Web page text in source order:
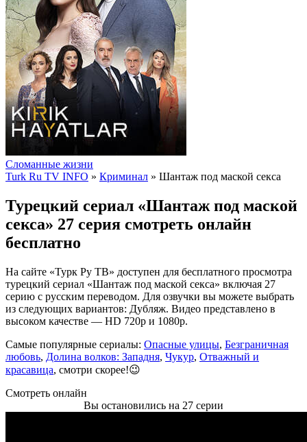
Сломанные жизни
Turk Ru TV INFO » Криминал » Шантаж под маской секса
Турецкий сериал «Шантаж под маской
секса» 27 серия смотреть онлайн
бесплатно
На сайте «Турк Ру ТВ» доступен для бесплатного просмотра
турецкий сериал «Шантаж под маской секса» включая 27
серию с русским переводом. Для озвучки вы можете выбрать
из следующих вариантов: Дубляж. Видео представлено в
высоком качестве — HD 720p и 1080p.
Самые популярные сериалы: Опасные улицы, Безграничная
любовь, Долина волков: Западня, Чукур, Отважный и
красавица, смотри скорее!😉
Смотреть онлайн
Вы остановились на 27 серии